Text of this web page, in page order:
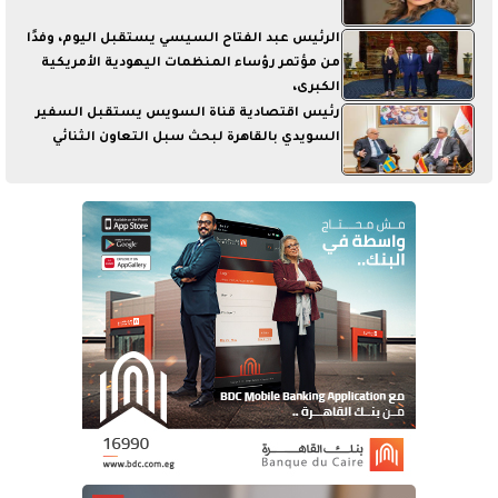
الرئيس عبد الفتاح السيسي يستقبل اليوم، وفدًا
من مؤتمر رؤساء المنظمات اليهودية الأمريكية
الكبرى،
رئيس اقتصادية قناة السويس يستقبل السفير
السويدي بالقاهرة لبحث سبل التعاون الثنائي